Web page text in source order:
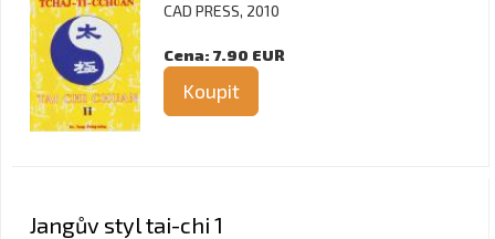
CAD PRESS, 2010
Cena: 7.90 EUR
Koupit
Jangův styl tai-chi 1